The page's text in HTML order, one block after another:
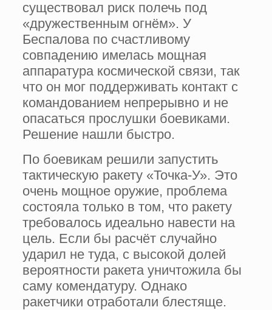
существовал риск полечь под
«дружественным огнём». У
Беспалова по счастливому
совпадению имелась мощная
аппаратура космической связи, так
что он мог поддерживать контакт с
командованием непрерывно и не
опасаться прослушки боевиками.
Решение нашли быстро.
По боевикам решили запустить
тактическую ракету «Точка-У». Это
очень мощное оружие, проблема
состояла только в том, что ракету
требовалось идеально навести на
цель. Если бы расчёт случайно
ударил не туда, с высокой долей
вероятности ракета уничтожила бы
саму комендатуру. Однако
ракетчики отработали блестяще.